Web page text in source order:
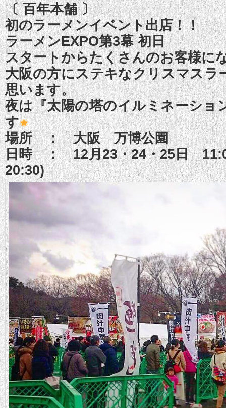
〔 百年本舗 〕
初のラーメンイベント出店！！
ラーメンEXPO第3幕 初日
スタートからたくさんのお客様に
大阪の方にステキなクリスマスラ
思います。
夜は『太陽の塔のイルミネーショ
す
場所 ： 大阪 万博公園
日時 ： 12月23・24・25日
20:30)